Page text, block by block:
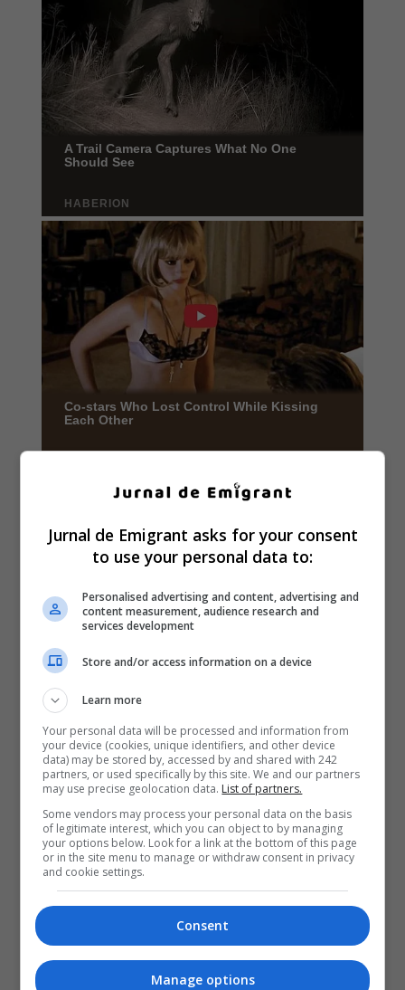
Jurnal de Emigrant asks for your consent
to use your personal data to:
Personalised advertising and content, advertising and
content measurement, audience research and
services development
Store and/or access information on a device
Learn more
Your personal data will be processed and information from
your device (cookies, unique identifiers, and other device
data) may be stored by, accessed by and shared with 242
partners, or used specifically by this site. We and our partners
may use precise geolocation data. List of partners.
Some vendors may process your personal data on the basis
of legitimate interest, which you can object to by managing
your options below. Look for a link at the bottom of this page
or in the site menu to manage or withdraw consent in privacy
and cookie settings.
Consent
Manage options